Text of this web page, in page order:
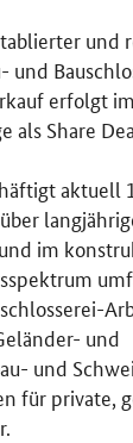
und
erfolgt
als Share
aktuell
im
und
und
für private,